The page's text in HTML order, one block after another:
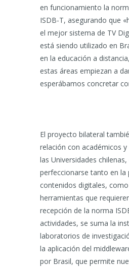
en funcionamiento la
ISDB-T, asegurando que
el mejor sistema de TV
está siendo utilizado en
en la educación a
estas áreas empiezan a
esperábamos concretar
El proyecto bilateral
relación con académicos
las Universidades
perfeccionarse tanto en la
contenidos digitales,
herramientas que
recepción de la norma
actividades, se suma la
laboratorios de
la aplicación del
por Brasil, que permite